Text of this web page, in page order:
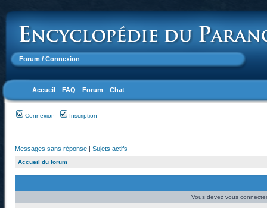
Forum / Connexion
Accueil FAQ Forum Chat
Connexion Inscription
Messages sans réponse | Sujets actifs
Accueil du forum
Vous devez vous